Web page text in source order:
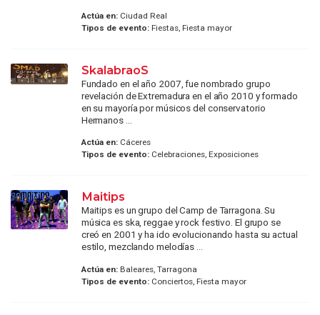
Actúa en:Ciudad Real
Tipos de evento:Fiestas, Fiesta mayor
SkalabraoS
Fundado en el año 2007, fue nombrado grupo
revelación de Extremadura en el año 2010 y formado
en su mayoría por músicos del conservatorio
Hermanos ...
Actúa en:Cáceres
Tipos de evento:Celebraciones, Exposiciones
Maitips
Maitips es un grupo del Camp de Tarragona. Su
música es ska, reggae y rock festivo. El grupo se
creó en 2001 y ha ido evolucionando hasta su actual
estilo, mezclando melodías ...
Actúa en:Baleares, Tarragona
Tipos de evento:Conciertos, Fiesta mayor